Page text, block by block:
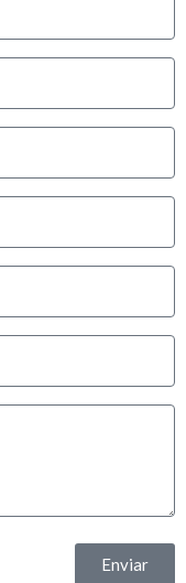
Enviar